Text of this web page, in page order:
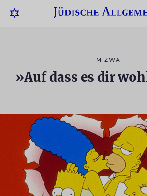
MIZWA
»Auf dass es dir